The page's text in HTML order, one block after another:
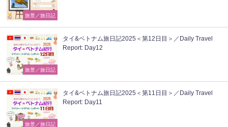
旅景／旅日記
旅景／旅日記
タイ&ベトナム旅日記2025＜第12日目＞／Daily Travel
Report: Day12
旅景／旅日記
タイ&ベトナム旅日記2025＜第11日目＞／Daily Travel
Report: Day11